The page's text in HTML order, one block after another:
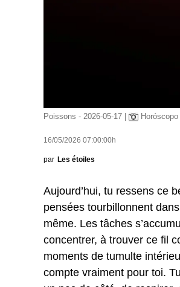
Poissons - 2026-05-17 | Horóscopo
16/05/2026 07:00:00h
par Les étoiles
Aujourd’hui, tu ressens ce
pensées tourbillonnent
même. Les tâches
concentrer, à trouver ce fil
moments de tumulte
compte vraiment pour toi.